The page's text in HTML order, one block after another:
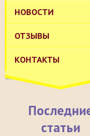
НОВОСТИ
ОТЗЫВЫ
КОНТАКТЫ
статьи